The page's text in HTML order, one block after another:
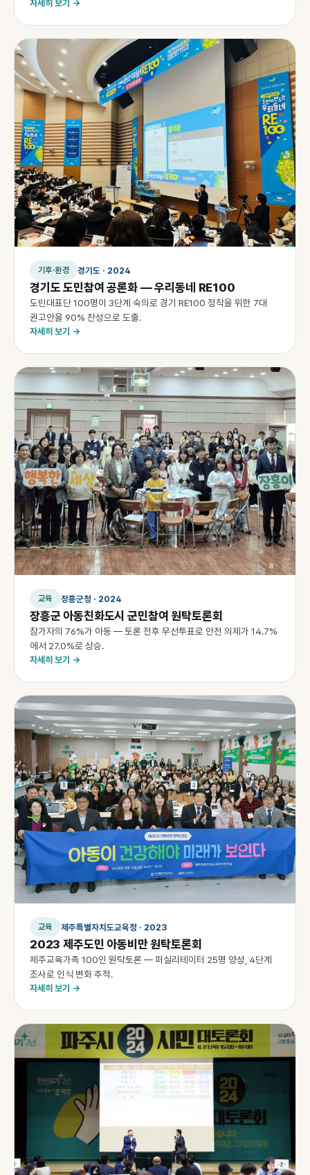
자세히 보기 →
기후·환경 경기도 · 2024
경기도 도민참여 공론화 — 우리동네 RE100
도민대표단 100명이 3단계 숙의로 경기 RE100 정착을 위한 7대
권고안을 90% 찬성으로 도출.
자세히 보기 →
교육 장흥군청 · 2024
장흥군 아동친화도시 군민참여 원탁토론회
참가자의 76%가 아동 — 토론 전후 무선투표로 안전 의제가 14.7%
에서 27.0%로 상승.
자세히 보기 →
교육 제주특별자치도교육청 · 2023
2023 제주도민 아동비만 원탁토론회
제주교육가족 100인 원탁토론 — 퍼실리테이터 25명 양성, 4단계
조사로 인식 변화 추적.
자세히 보기 →